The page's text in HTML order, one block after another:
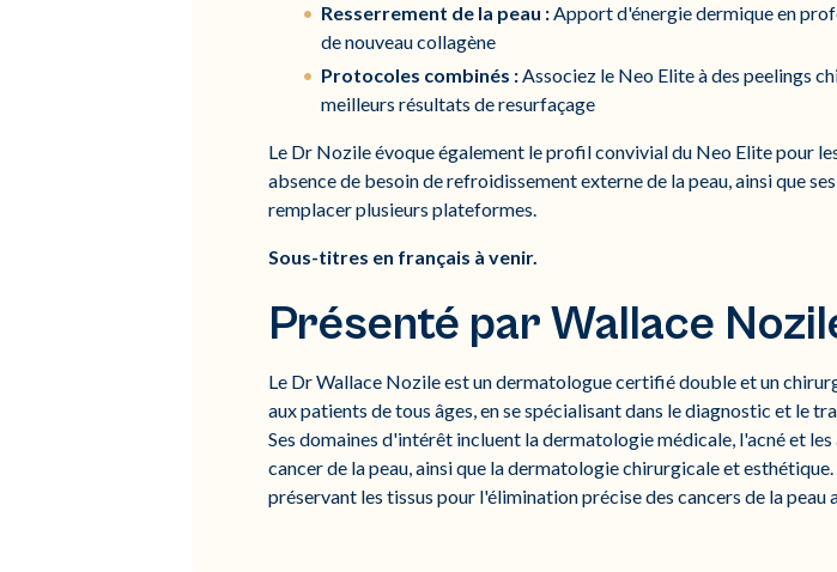
Resserrement de la peau :Apport d'énergie dermique en
de nouveau collagène
Protocoles combinés :Associez le Neo Elite à des peelings
meilleurs résultats de resurfaçage
Le Dr Nozile évoque également le profil convivial du Neo Elite pour
absence de besoin de refroidissement externe de la peau, ainsi que
remplacer plusieurs plateformes.
Sous-titres en français à venir.
Présenté par Wallace
Le Dr Wallace Nozile est un dermatologue certifié double et un
aux patients de tous âges, en se spécialisant dans le diagnostic et le
Ses domaines d'intérêt incluent la dermatologie médicale, l'acné et
cancer de la peau, ainsi que la dermatologie chirurgicale et
préservant les tissus pour l'élimination précise des cancers de la